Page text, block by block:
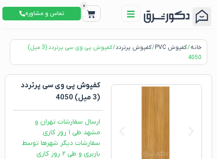
0
تماس و مشاوره
خانه/کفپوش PVC /کفپوش پرتردد
/ کفپوش پی وی سی پرتردد (3 میل)
4050
کفپوش پی وی سی پرتردد
(3 میل) 4050
ارسال سفارشات تهران و
مشهد طی ۱ روز کاری
سفارشات دیگر شهرها توسط
باربری و طی ۲ روز کاری